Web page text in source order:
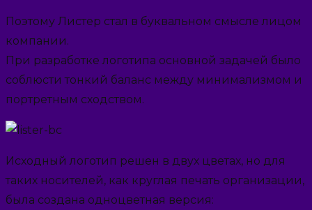
Поэтому Листер стал в буквальном смысле лицом
компании.
При разработке логотипа основной задачей было
соблюсти тонкий баланс между минимализмом и
портретным сходством.
Исходный логотип решен в двух цветах, но для
таких носителей, как круглая печать организации,
была создана одноцветная версия: